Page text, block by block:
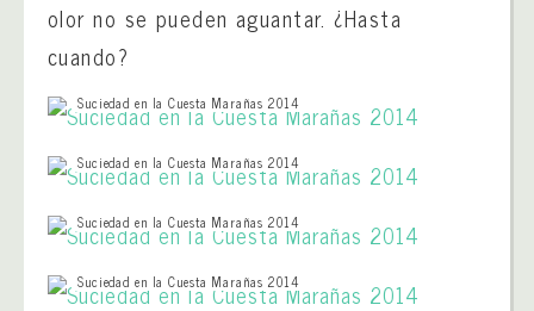
olor no se pueden aguantar. ¿Hasta
cuando?
Suciedad en la Cuesta Marañas 2014
Suciedad en la Cuesta Marañas 2014
Suciedad en la Cuesta Marañas 2014
Suciedad en la Cuesta Marañas 2014